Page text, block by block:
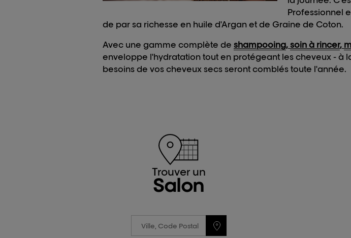
Professionnel
de par sa richesse en huile d'Argan et de Graine de Coton.
Avec une gamme complète de shampooing, soin à rincer,
enveloppe l'hydratation tout en protégeant les cheveux - à
besoins de vos cheveux secs seront comblés toute l'année.
Trouver un
Salon